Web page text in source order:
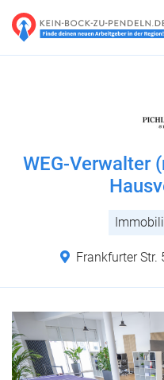
WEG-Verwalter
Frankfurter Str.